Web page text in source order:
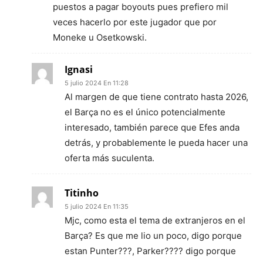
puestos a pagar boyouts pues prefiero mil
veces hacerlo por este jugador que por
Moneke u Osetkowski.
Ignasi
5 julio 2024 En 11:28
Al margen de que tiene contrato hasta 2026,
el Barça no es el único potencialmente
interesado, también parece que Efes anda
detrás, y probablemente le pueda hacer una
oferta más suculenta.
Titinho
5 julio 2024 En 11:35
Mjc, como esta el tema de extranjeros en el
Barça? Es que me lio un poco, digo porque
estan Punter???, Parker???? digo porque